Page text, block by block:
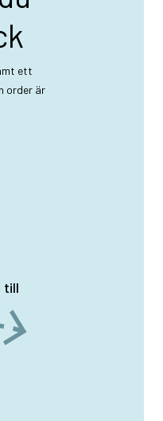
ett
order är
till